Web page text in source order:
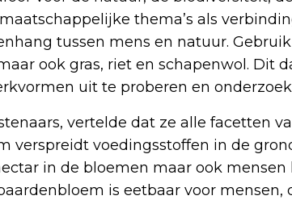
thema’s als
tussen mens en natuur.
ook gras, riet en schapenwol. Dit
uit te proberen en
vertelde dat ze alle facetten
verspreidt voedingsstoffen in de
in de bloemen maar ook mensen
is eetbaar voor mensen,